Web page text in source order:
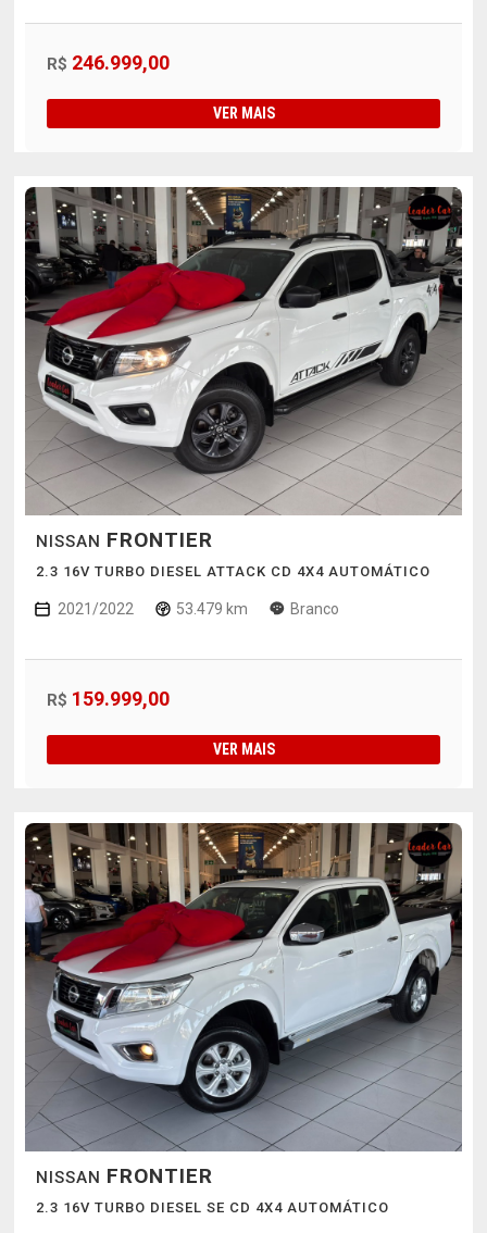
R$ 246.999,00
VER MAIS
NISSAN FRONTIER
2.3 16V TURBO DIESEL ATTACK CD 4X4 AUTOMÁTICO
2021/2022 53.479 km Branco
R$ 159.999,00
VER MAIS
NISSAN FRONTIER
2.3 16V TURBO DIESEL SE CD 4X4 AUTOMÁTICO